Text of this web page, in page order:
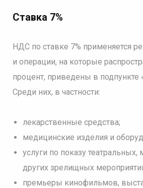
Ставка 7%
НДС по ставке 7% применяется
и операции, на которые
процент, приведены в подпункте
Среди них, в частности:
лекарственные средства;
медицинские изделия и
услуги по показу
других зрелищных
премьеры кинофильмов,